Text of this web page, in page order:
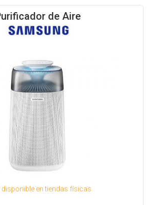
de Aire
disponible en tiendas físicas